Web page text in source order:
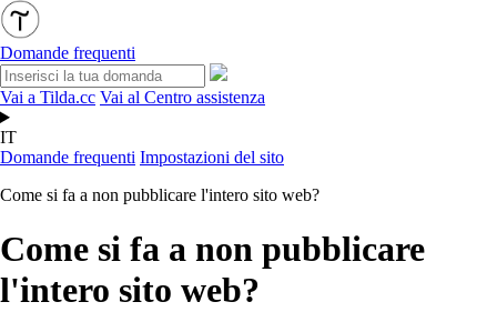
Domande frequenti
Vai a Tilda.cc Vai al Centro assistenza
IT
Domande frequenti Impostazioni del sito
Come si fa a non pubblicare l'intero sito web?
Come si fa a non pubblicare
l'intero sito web?